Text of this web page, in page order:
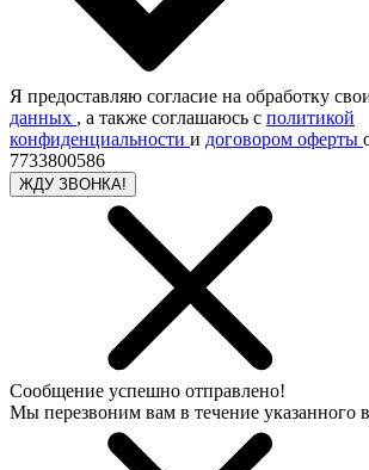
Я предоставляю согласие на обработку
данных , а также соглашаюсь с политикой
конфиденциальности и договором оферты
7733800586
ЖДУ ЗВОНКА!
Сообщение успешно отправлено!
Мы перезвоним вам в течение указанного